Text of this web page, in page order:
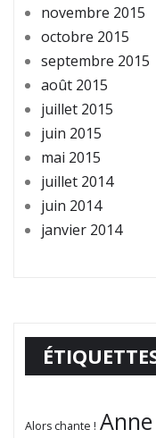
novembre 2015
octobre 2015
septembre 2015
août 2015
juillet 2015
juin 2015
mai 2015
juillet 2014
juin 2014
janvier 2014
Alors chante !